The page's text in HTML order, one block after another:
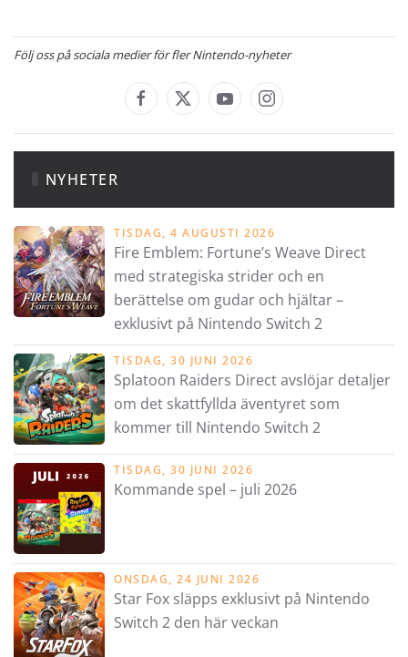
Följ oss på sociala medier för fler Nintendo-nyheter
NYHETER
TISDAG, 4 AUGUSTI 2026
Fire Emblem: Fortune’s Weave Direct
med strategiska strider och en
berättelse om gudar och hjältar –
exklusivt på Nintendo Switch 2
TISDAG, 30 JUNI 2026
Splatoon Raiders Direct avslöjar detaljer
om det skattfyllda äventyret som
kommer till Nintendo Switch 2
TISDAG, 30 JUNI 2026
Kommande spel – juli 2026
ONSDAG, 24 JUNI 2026
Star Fox släpps exklusivt på Nintendo
Switch 2 den här veckan